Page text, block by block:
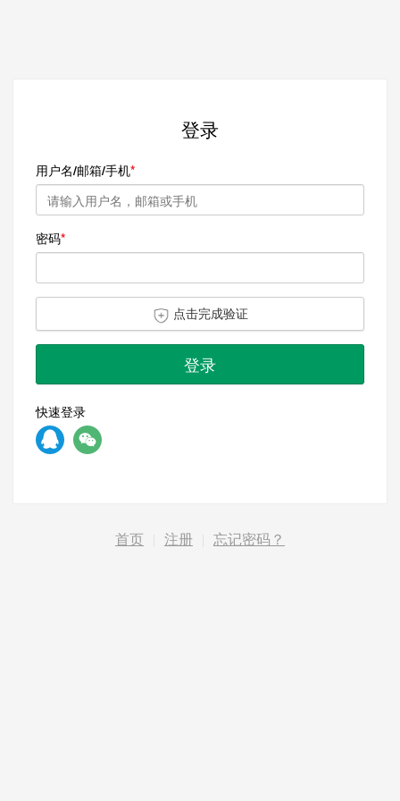
登录
用户名/邮箱/手机
密码
点击完成验证
登录
快速登录
首页 注册 忘记密码？